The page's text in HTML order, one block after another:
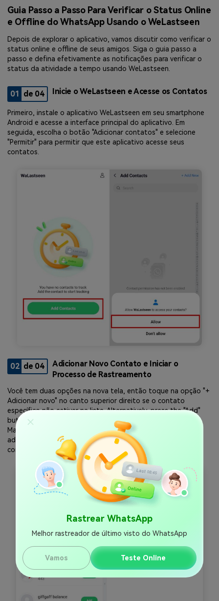
Rastrear WhatsApp
Melhor rastreador de último visto do WhatsApp
Vamos Teste Online
Guia Passo a Passo Para Verificar o Status Online
e Offline do WhatsApp Usando o WeLastseen
Depois de explorar o aplicativo, vamos discutir como verificar o
status online e offline de seus amigos. Siga o guia passo a
passo e defina efetivamente as notificações para verificar o
status da atividade a tempo usando WeLastseen.
01 de 04 Inicie o WeLastseen e Acesse os Contatos
Primeiro, instale o aplicativo WeLastseen em seu smartphone
Android e acesse a interface principal do aplicativo. Em
seguida, escolha o botão "Adicionar contatos" e selecione
"Permitir" para permitir que este aplicativo acesse seus
contatos.
02 de 04
Adicionar Novo Contato e Iniciar o
Processo de Rastreamento
Você tem duas opções na nova tela, então toque na opção "+
Adicionar novo" no canto superior direito se o contato
específico não estiver na lista. Alternatively, press the "Add"
button to enter a phone number from the list of contacts.
Mais tarde, toque em "Iniciar Rastreamento" depois de
adicionar o código do país específico e os detalhes de
contato.